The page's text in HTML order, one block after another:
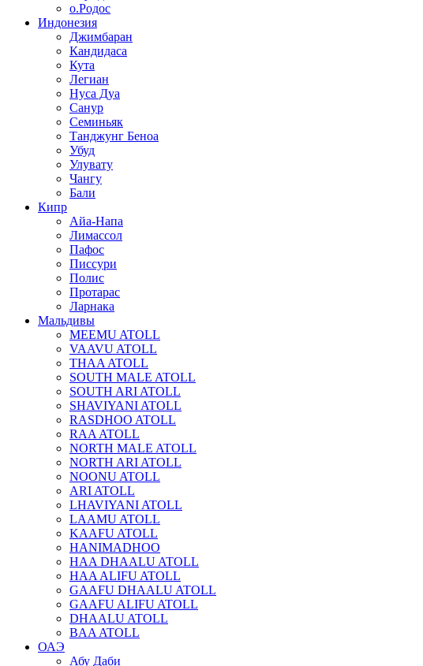
о.Родос
Индонезия
Джимбаран
Кандидаса
Кута
Легиан
Нуса Дуа
Санур
Семиньяк
Танджунг Беноа
Убуд
Улувату
Чангу
Бали
Кипр
Айа-Напа
Лимассол
Пафос
Писсури
Полис
Протарас
Ларнака
Мальдивы
MEEMU ATOLL
VAAVU ATOLL
THAA ATOLL
SOUTH MALE ATOLL
SOUTH ARI ATOLL
SHAVIYANI ATOLL
RASDHOO ATOLL
RAA ATOLL
NORTH MALE ATOLL
NORTH ARI ATOLL
NOONU ATOLL
ARI ATOLL
LHAVIYANI ATOLL
LAAMU ATOLL
KAAFU ATOLL
HANIMADHOO
HAA DHAALU ATOLL
HAA ALIFU ATOLL
GAAFU DHAALU ATOLL
GAAFU ALIFU ATOLL
DHAALU ATOLL
BAA ATOLL
ОАЭ
Абу Даби